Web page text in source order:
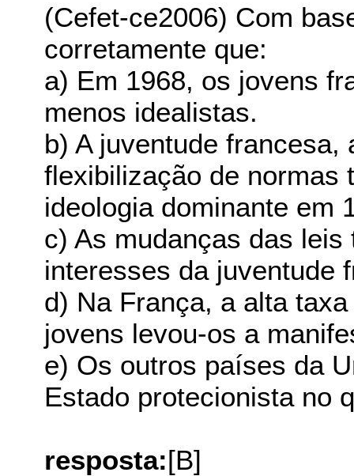
(Cefet-ce2006) Com
corretamente que:
a) Em 1968, os jovens
menos idealistas.
b) A juventude
flexibilização de normas
ideologia dominante em
c) As mudanças das
interesses da juventude
d) Na França, a alta
jovens levou-os a
e) Os outros países da
Estado protecionista no
resposta:[B]